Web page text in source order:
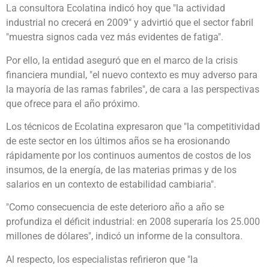
La consultora Ecolatina indicó hoy que "la actividad
industrial no crecerá en 2009" y advirtió que el sector fabril
"muestra signos cada vez más evidentes de fatiga".
Por ello, la entidad aseguró que en el marco de la crisis
financiera mundial, "el nuevo contexto es muy adverso para
la mayoría de las ramas fabriles", de cara a las perspectivas
que ofrece para el año próximo.
Los técnicos de Ecolatina expresaron que "la competitividad
de este sector en los últimos años se ha erosionando
rápidamente por los continuos aumentos de costos de los
insumos, de la energía, de las materias primas y de los
salarios en un contexto de estabilidad cambiaria".
"Como consecuencia de este deterioro año a año se
profundiza el déficit industrial: en 2008 superaría los 25.000
millones de dólares", indicó un informe de la consultora.
Al respecto, los especialistas refirieron que "la